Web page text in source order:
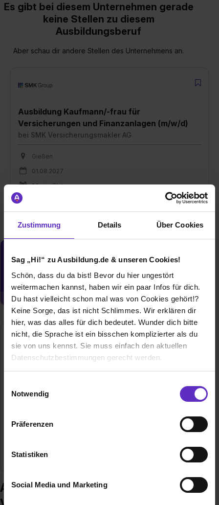
Zustimmung Details Über Cookies
Sag „Hi!“ zu Ausbildung.de & unseren Cookies!
Schön, dass du da bist! Bevor du hier ungestört
weitermachen kannst, haben wir ein paar Infos für dich.
Du hast vielleicht schon mal was von Cookies gehört!?
Keine Sorge, das ist nicht Schlimmes. Wir erklären dir
hier, was das alles für dich bedeutet. Wunder dich bitte
nicht, die Sprache ist ein bisschen komplizierter als du
sie von uns kennst. Sie muss einfach den aktuellen
Datenschutzbestimmungen gerecht werden.
Benutzung der Webseite getroffenen Einstellungen zu
Webseite zu analysieren („Statistiken“), um
Informationen zu deiner Verwendung unserer Website an
Analysen weiterzugeben und um Inhalte und Anzeigen zu
Notwendig
Präferenzen
Statistiken
Social Media und Marketing
Es gibt bei diesem Unternehmen gerade
keine Stellen zu diesem
Ausbildungsberuf
Aber schau dir andere Stellen des Unternehmens an.
Ausbildung Kaufmann/-frau für
Versicherungen und Finanzanlagen (m/w/d)
bei SMK Versicherungsmakler AG
Gießen
01.08.2027
1 freier Platz
Du möchtest neue Stellen automatisch
zugeschickt bekommen?
SMK Versicherungsmakler AG
Kerkrader Straße 10
E-Mail anzeigen
70
Branche Versicherungen
Ausbildung bei SMK